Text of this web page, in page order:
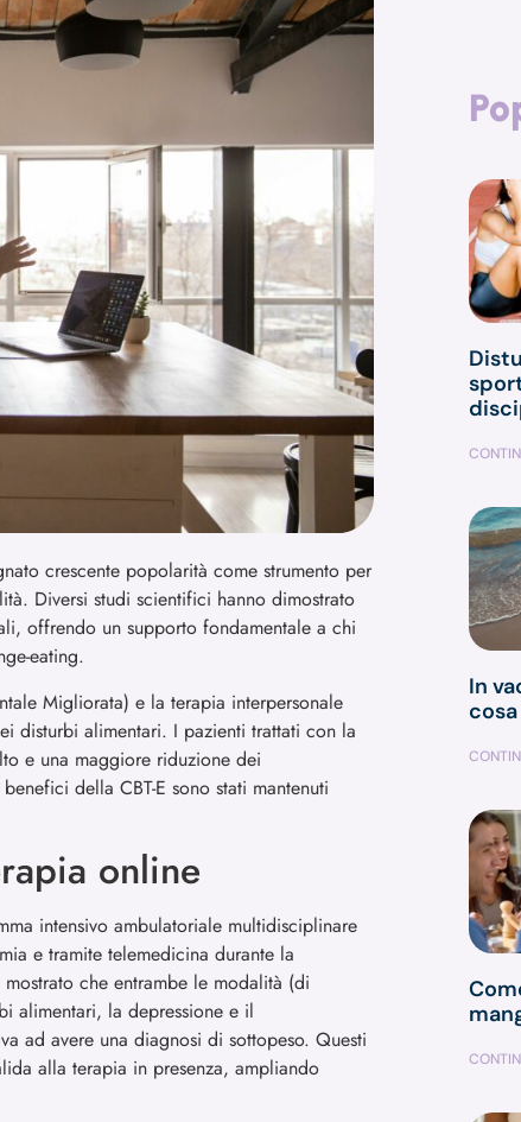
crescente popolarità come strumento per
Diversi studi scientifici hanno dimostrato
offrendo un supporto fondamentale a chi
eating.
Migliorata) e la terapia interpersonale
disturbi alimentari. I pazienti trattati con la
e una maggiore riduzione dei
della CBT-E sono stati mantenuti
online
intensivo ambulatoriale multidisciplinare
e tramite telemedicina durante la
che entrambe le modalità (di
alimentari, la depressione e il
ad avere una diagnosi di sottopeso. Questi
alla terapia in presenza, ampliando
In